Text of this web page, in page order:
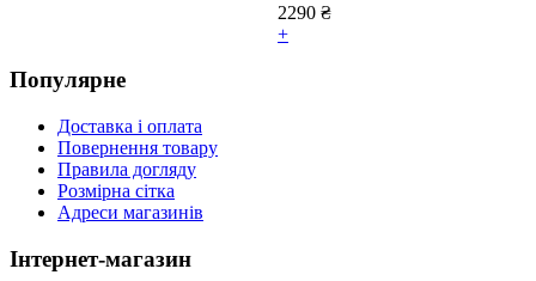
2290 ₴
+
Популярне
Доставка і оплата
Повернення товару
Правила догляду
Розмірна сітка
Адреси магазинів
Інтернет-магазин